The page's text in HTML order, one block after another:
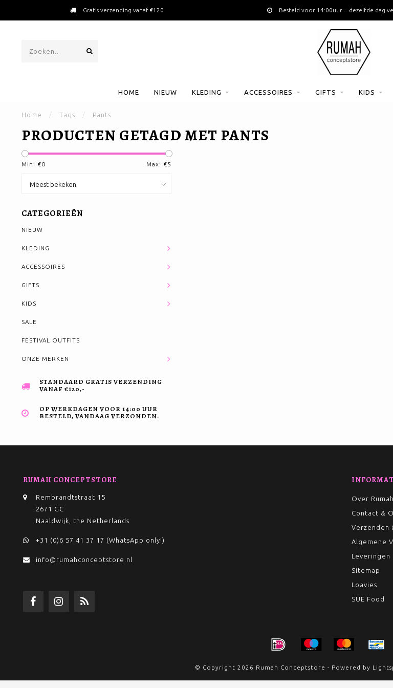
Gratis verzending vanaf €120 Besteld voor 14:00uur = dezelfde dag
HOME NIEUW KLEDING ACCESSOIRES GIFTS KIDS
Home / Tags / Pants
PRODUCTEN GETAGD MET PANTS
Min: €0 Max: €5
CATEGORIEËN
NIEUW
KLEDING
ACCESSOIRES
GIFTS
KIDS
SALE
FESTIVAL OUTFITS
ONZE MERKEN
STANDAARD GRATIS VERZENDING
VANAF €120,-
OP WERKDAGEN VOOR 14:00 UUR
BESTELD, VANDAAG VERZONDEN.
RUMAH CONCEPTSTORE
Rembrandtstraat 15
2671 GC
Naaldwijk, the Netherlands
+31 (0)6 57 41 37 17 (WhatsApp only!)
info@rumahconceptstore.nl
Over Rumah
Contact &
Verzenden
Algemene
Leveringen
Sitemap
Loavies
SUE Food
© Copyright 2026 Rumah Conceptstore - Powered by